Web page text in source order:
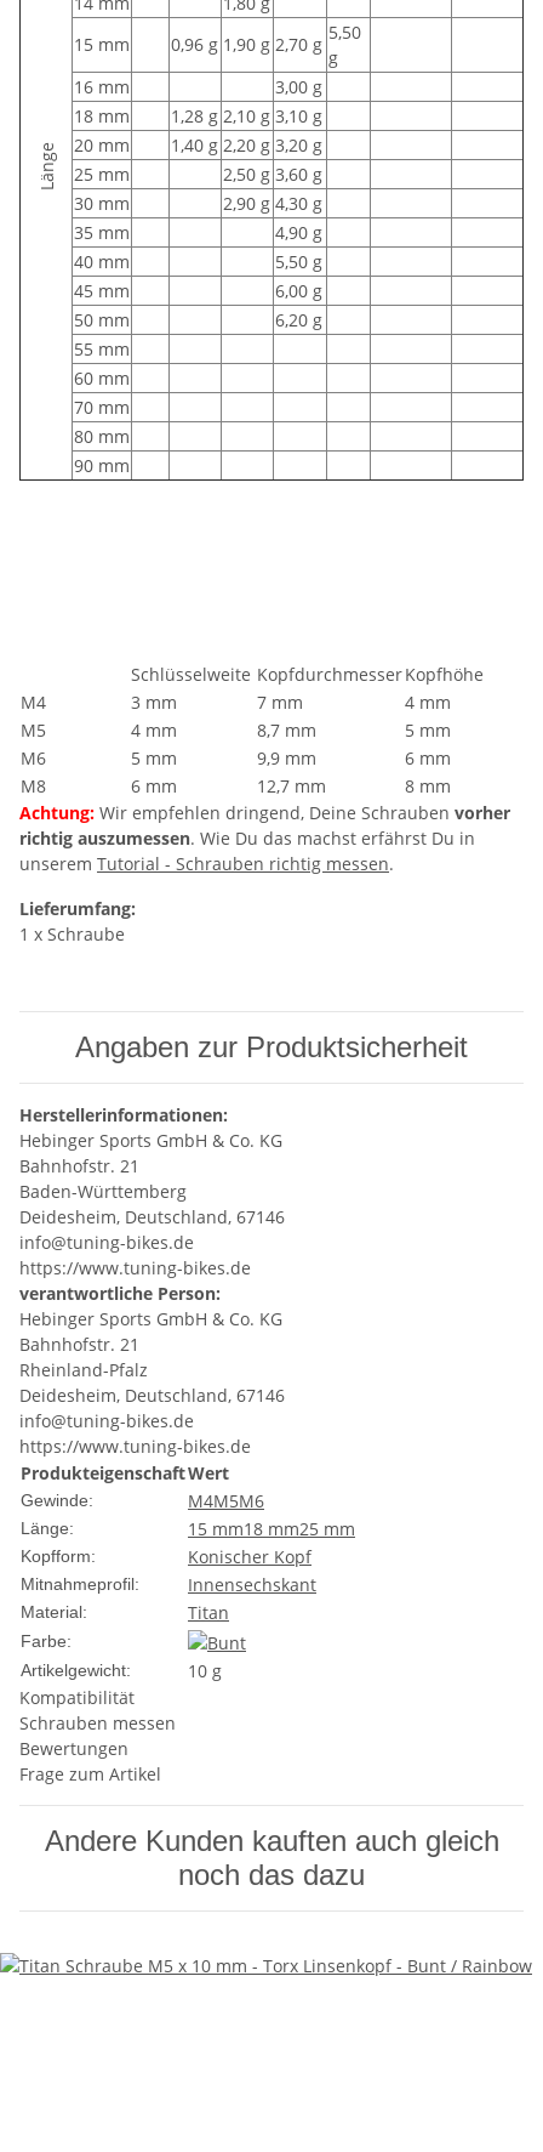
Länge
15 mm
0,96 g 1,90 g 2,70 g
5,50
g
16 mm
3,00 g
18 mm
1,28 g 2,10 g 3,10 g
20 mm
1,40 g 2,20 g 3,20 g
25 mm
2,50 g 3,60 g
30 mm
2,90 g 4,30 g
35 mm
4,90 g
40 mm
5,50 g
45 mm
6,00 g
50 mm
6,20 g
55 mm
60 mm
70 mm
80 mm
90 mm
Schlüsselweite KopfdurchmesserKopfhöhe
M4
3 mm 7 mm
4 mm
M5
4 mm 8,7 mm
5 mm
M6
5 mm 9,9 mm
6 mm
M8
6 mm 12,7 mm
8 mm
Achtung: Wir empfehlen dringend, Deine Schrauben vorher
richtig auszumessen. Wie Du das machst erfährst Du in
unserem Tutorial - Schrauben richtig messen.
Lieferumfang:
1 x Schraube
Angaben zur Produktsicherheit
Herstellerinformationen:
Hebinger Sports GmbH & Co. KG
Bahnhofstr. 21
Baden-Württemberg
Deidesheim, Deutschland, 67146
info@tuning-bikes.de
https://www.tuning-bikes.de
verantwortliche Person:
Hebinger Sports GmbH & Co. KG
Bahnhofstr. 21
Rheinland-Pfalz
Deidesheim, Deutschland, 67146
info@tuning-bikes.de
https://www.tuning-bikes.de
ProdukteigenschaftWert
Gewinde: M4M5M6
Länge: 15 mm18 mm25 mm
Kopfform: Konischer Kopf
Mitnahmeprofil: Innensechskant
Material: Titan
Farbe:
Artikelgewicht:
10 g
Kompatibilität
Schrauben messen
Bewertungen
Frage zum Artikel
Andere Kunden kauften auch gleich
noch das dazu